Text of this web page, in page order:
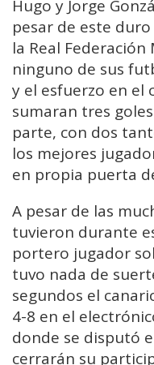
Hugo y Jorge
pesar de este
la Real
ninguno de sus
y el esfuerzo en el
sumaran tres
parte, con dos
los mejores
en propia puerta
A pesar de las
tuvieron durante
portero jugador
tuvo nada de
segundos el
4-8 en el
donde se disputó
cerrarán su